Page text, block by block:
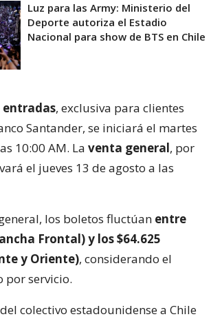
Luz para las Army: Ministerio del
Deporte autoriza el Estadio
Nacional para show de BTS en Chile
entradas, exclusiva para clientes
Santander, se iniciará el martes
10:00 AM. La venta general, por
el jueves 13 de agosto a las
los boletos fluctúan entre
Frontal) y los $64.625
y Oriente), considerando el
por servicio.
colectivo estadounidense a Chile